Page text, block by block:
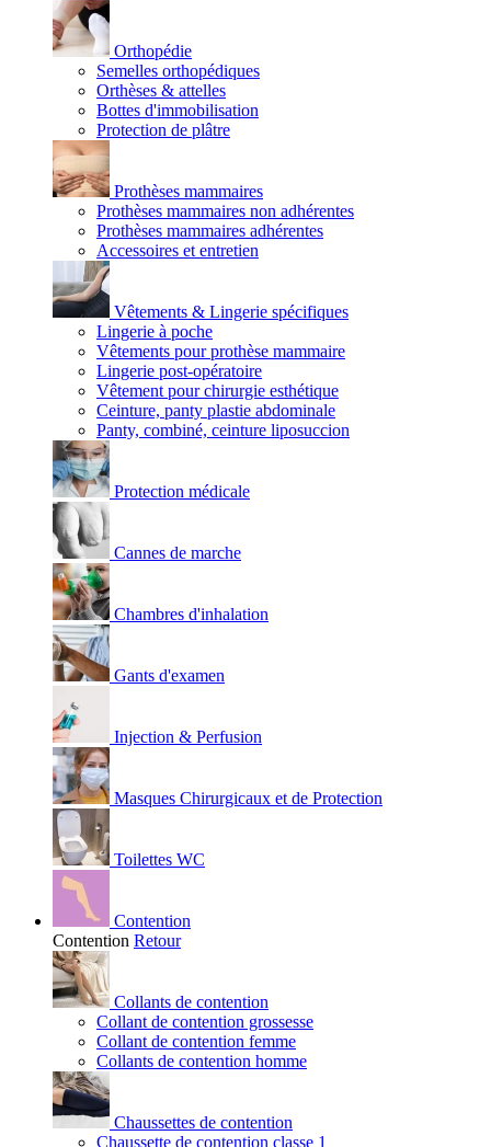
Orthopédie
Semelles orthopédiques
Orthèses & attelles
Bottes d'immobilisation
Protection de plâtre
Prothèses mammaires
Prothèses mammaires non adhérentes
Prothèses mammaires adhérentes
Accessoires et entretien
Vêtements & Lingerie spécifiques
Lingerie à poche
Vêtements pour prothèse mammaire
Lingerie post-opératoire
Vêtement pour chirurgie esthétique
Ceinture, panty plastie abdominale
Panty, combiné, ceinture liposuccion
Protection médicale
Cannes de marche
Chambres d'inhalation
Gants d'examen
Injection & Perfusion
Masques Chirurgicaux et de Protection
Toilettes WC
Contention
Contention Retour
Collants de contention
Collant de contention grossesse
Collant de contention femme
Collants de contention homme
Chaussettes de contention
Chaussette de contention classe 1